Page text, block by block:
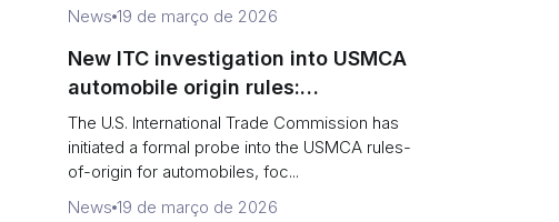
News 19 de março de 2026
New ITC investigation into USMCA
automobile origin rules:
implications for cross-border
supply chains
The U.S. International Trade Commission has
initiated a formal probe into the USMCA rules-
of-origin for automobiles, foc...
News 19 de março de 2026